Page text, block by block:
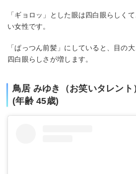
「ギョロッ」とした眼は四白眼らしく
い女性です。
「ぱっつん前髪」にしていると、目の
四白眼らしさが増します。
鳥居 みゆき（お笑いタレント
(年齢 45歳)